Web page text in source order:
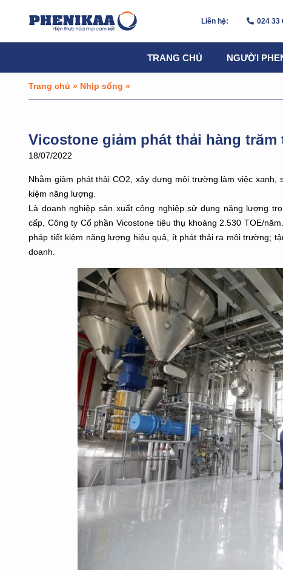
Liên hệ: 024 33
TRANG CHỦ NGƯỜI
Trang chủ » Nhịp sống »
Vicostone giảm phát thải hàng
18/07/2022
Nhằm giảm phát thải CO2, xây dựng môi trường làm việc
kiệm năng lượng.
Là doanh nghiệp sản xuất công nghiệp sử dụng năng lượng
cấp, Công ty Cổ phần Vicostone tiêu thụ khoảng 2.530 TOE/
pháp tiết kiệm năng lượng hiệu quả, ít phát thải ra môi trường;
doanh.